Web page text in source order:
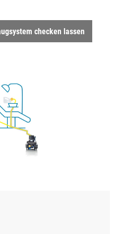
checken lassen